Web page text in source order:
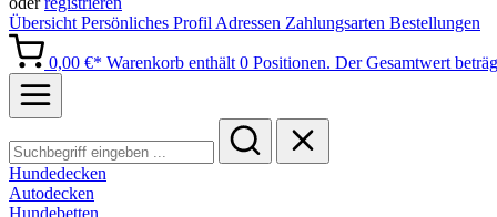
Übersicht Persönliches Profil Adressen Zahlungsarten Bestellungen
0,00 €* Warenkorb enthält 0 Positionen. Der Gesamtwert
Hundedecken
Autodecken
Hundebetten